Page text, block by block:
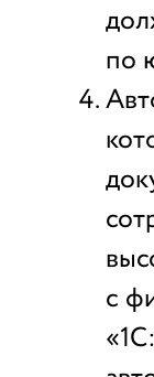
по
с